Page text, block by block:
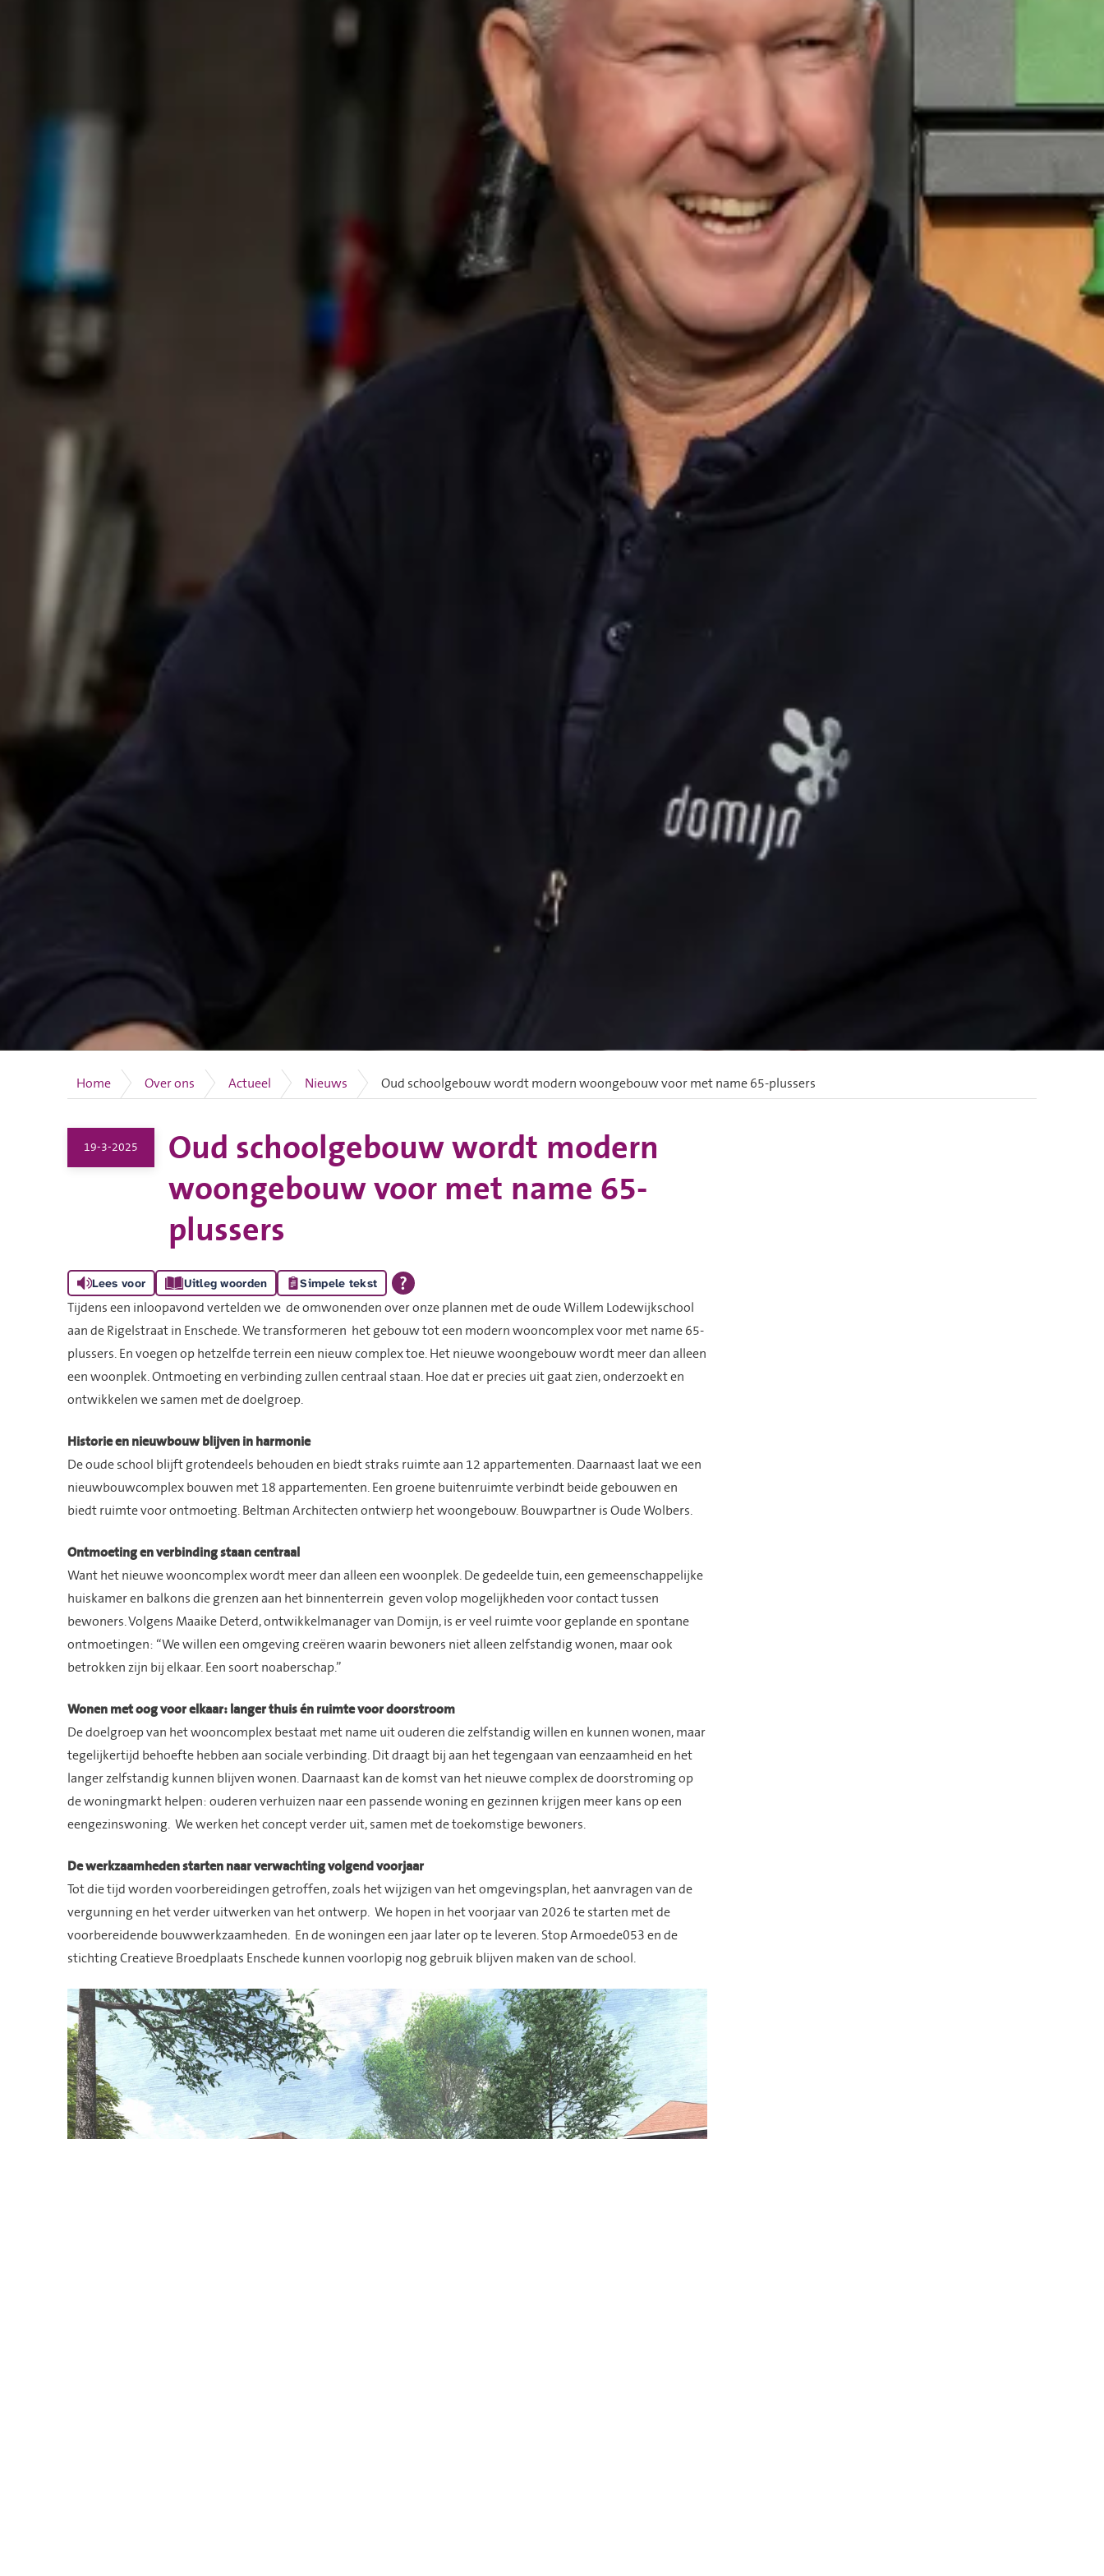
Home Over ons Actueel Nieuws Oud schoolgebouw wordt modern woongebouw voor met name 65-plussers
Oud schoolgebouw wordt modern
woongebouw voor met name 65-
plussers
Lees voor Uitleg woorden Simpele tekst
19-3-2025
Tijdens een inloopavond vertelden we de omwonenden over onze plannen met de oude Willem Lodewijkschool
aan de Rigelstraat in Enschede. We transformeren het gebouw tot een modern wooncomplex voor met name 65-
plussers. En voegen op hetzelfde terrein een nieuw complex toe. Het nieuwe woongebouw wordt meer dan alleen
een woonplek. Ontmoeting en verbinding zullen centraal staan. Hoe dat er precies uit gaat zien, onderzoekt en
ontwikkelen we samen met de doelgroep.
Historie en nieuwbouw blijven in harmonie
De oude school blijft grotendeels behouden en biedt straks ruimte aan 12 appartementen. Daarnaast laat we een
nieuwbouwcomplex bouwen met 18 appartementen. Een groene buitenruimte verbindt beide gebouwen en
biedt ruimte voor ontmoeting. Beltman Architecten ontwierp het woongebouw. Bouwpartner is Oude Wolbers.
Ontmoeting en verbinding staan centraal
Want het nieuwe wooncomplex wordt meer dan alleen een woonplek. De gedeelde tuin, een gemeenschappelijke
huiskamer en balkons die grenzen aan het binnenterrein geven volop mogelijkheden voor contact tussen
bewoners. Volgens Maaike Deterd, ontwikkelmanager van Domijn, is er veel ruimte voor geplande en spontane
ontmoetingen: “We willen een omgeving creëren waarin bewoners niet alleen zelfstandig wonen, maar ook
betrokken zijn bij elkaar. Een soort noaberschap.”
Wonen met oog voor elkaar: langer thuis én ruimte voor doorstroom
De doelgroep van het wooncomplex bestaat met name uit ouderen die zelfstandig willen en kunnen wonen, maar
tegelijkertijd behoefte hebben aan sociale verbinding. Dit draagt bij aan het tegengaan van eenzaamheid en het
langer zelfstandig kunnen blijven wonen. Daarnaast kan de komst van het nieuwe complex de doorstroming op
de woningmarkt helpen: ouderen verhuizen naar een passende woning en gezinnen krijgen meer kans op een
eengezinswoning. We werken het concept verder uit, samen met de toekomstige bewoners.
De werkzaamheden starten naar verwachting volgend voorjaar
Tot die tijd worden voorbereidingen getroffen, zoals het wijzigen van het omgevingsplan, het aanvragen van de
vergunning en het verder uitwerken van het ontwerp. We hopen in het voorjaar van 2026 te starten met de
voorbereidende bouwwerkzaamheden. En de woningen een jaar later op te leveren. Stop Armoede053 en de
stichting Creatieve Broedplaats Enschede kunnen voorlopig nog gebruik blijven maken van de school.